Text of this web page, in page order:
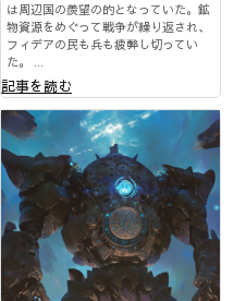
は周辺国の羨望の的となっていた。鉱
物資源をめぐって戦争が繰り返され、
フィデアの民も兵も疲弊し切ってい
た。 ...
記事を読む